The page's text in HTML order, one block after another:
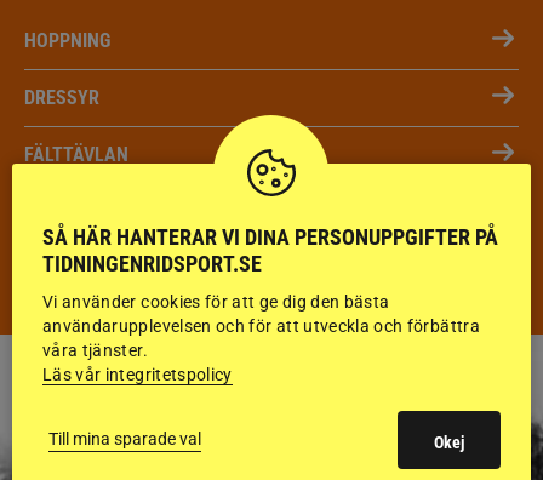
HOPPNING
DRESSYR
FÄLTTÄVLAN
DISTANS
SÅ HÄR HANTERAR VI DINA PERSONUPPGIFTER PÅ
TIDNINGENRIDSPORT.SE
Vi använder cookies för att ge dig den bästa
användarupplevelsen och för att utveckla och förbättra
våra tjänster.
Läs vår integritetspolicy
Till mina sparade val Okej